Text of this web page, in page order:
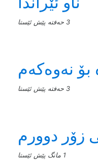
3 حەفتە پێش ئێستا
بۆ نەوەکەم
3 حەفتە پێش ئێستا
زۆر دوورم
1 مانگ پێش ئێستا